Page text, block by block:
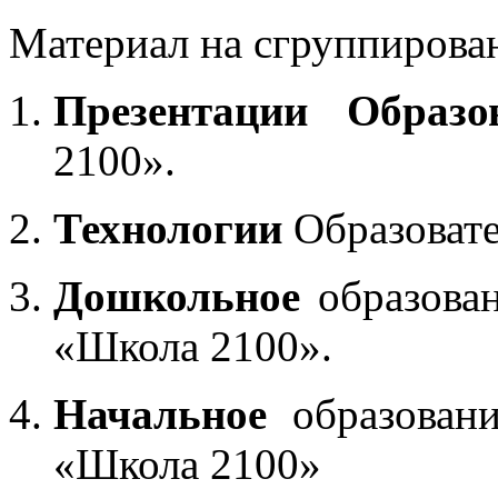
Материал на
Презентации
2100».
Технологии
Дошкольное
«Школа 2100».
Начальное
«Школа 2100»